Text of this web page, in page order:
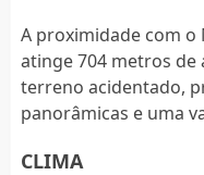
A proximidade com
atinge 704 metros
terreno acidentado,
panorâmicas e uma
CLIMA